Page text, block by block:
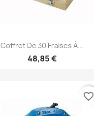
Coffret De 30 Fraises À...
48,85 €
favorite_border